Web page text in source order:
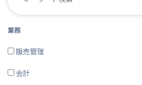
業務
販売管理
会計